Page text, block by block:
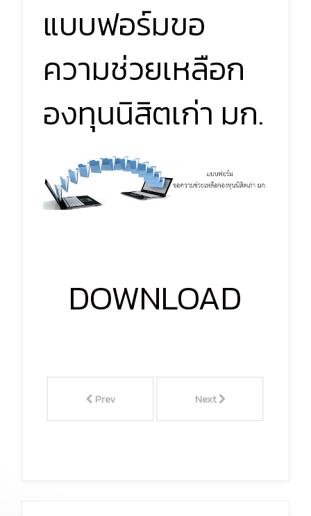
แบบฟอร์มขอ
ความช่วยเหลือก
องทุนนิสิตเก่า มก.
DOWNLOAD
Prev Next